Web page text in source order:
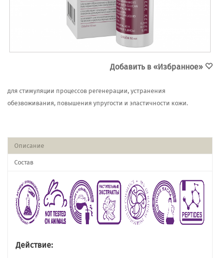
Добавить в «Избранное»
для стимуляции процессов регенерации, устранения
обезвоживания, повышения упругости и эластичности кожи.
Описание
Состав
Действие: